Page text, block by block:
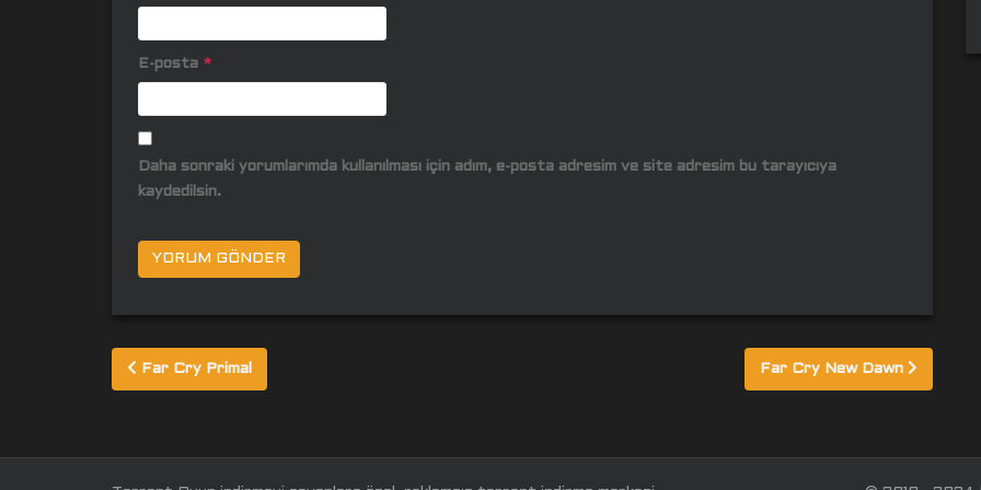
E-posta *
Daha sonraki yorumlarımda kullanılması için adım, e-posta adresim ve site adresim bu tarayıcıya
kaydedilsin.
Yazı
gezinmesi
Far Cry Primal Far Cry New Dawn